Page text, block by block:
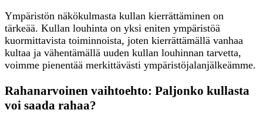
Ympäristön näkökulmasta kullan kierrättäminen on
tärkeää. Kullan louhinta on yksi eniten ympäristöä
kuormittavista toiminnoista, joten kierrättämällä vanhaa
kultaa ja vähentämällä uuden kullan louhinnan tarvetta,
voimme pienentää merkittävästi ympäristöjalanjälkeämme.
Rahanarvoinen vaihtoehto: Paljonko kullasta
voi saada rahaa?